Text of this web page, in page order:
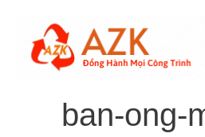
content
ban-ong-